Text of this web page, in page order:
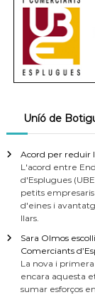
Uníó de
Acord per reduir
L'acord entre
d'Esplugues
petits
d'eines i
llars.
Sara Olmos
Comerciants
La nova i
encara aquesta
sumar esforços